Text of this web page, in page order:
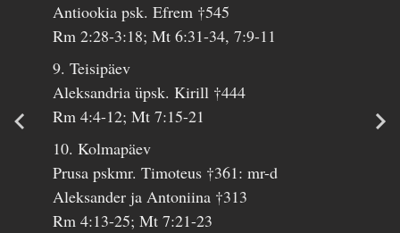
Antiookia psk. Efrem †545
Rm 2:28-3:18; Mt 6:31-34, 7:9-11
9. Teisipäev
Aleksandria üpsk. Kirill †444
Rm 4:4-12; Mt 7:15-21
10. Kolmapäev
Prusa pskmr. Timoteus †361: mr-d
Aleksander ja Antoniina †313
Rm 4:13-25; Mt 7:21-23